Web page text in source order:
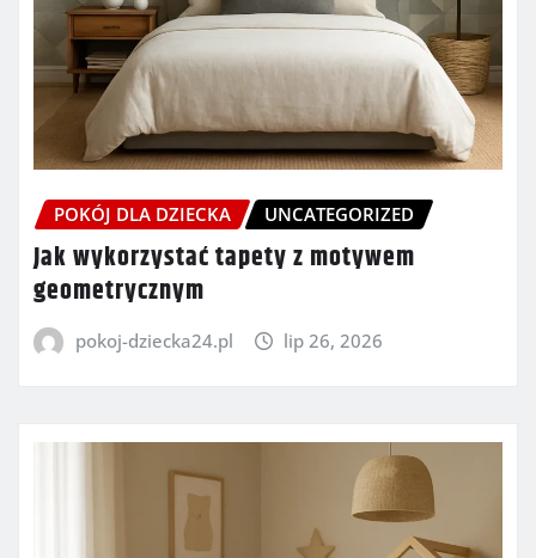
POKÓJ DLA DZIECKA UNCATEGORIZED
Jak wykorzystać tapety z motywem
geometrycznym
pokoj-dziecka24.pl lip 26, 2026